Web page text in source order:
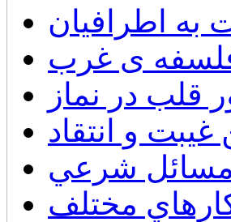
به اطرافیان
ی غرب
قلب در نماز
و انتقاد
مسائل شرعي
كارهاي مختلف